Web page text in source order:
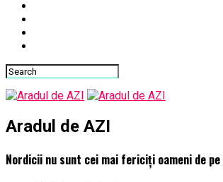
Aradul de AZI
Nordicii nu sunt cei mai fericiți oameni de